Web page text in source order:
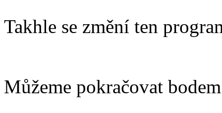
Takhle se změní ten
Můžeme pokračovat bodem